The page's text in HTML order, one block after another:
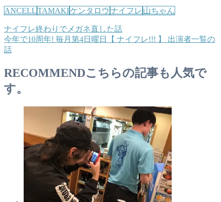
ANCELLTAMAKIケンタロウ ナイフレ 山ちゃん
ナイフレ終わりでメガネ直した話
今年で10周年! 毎月第4日曜日【 ナイフレ!!! 】 出演者一覧の
話
RECOMMENDこちらの記事も人気で
す。